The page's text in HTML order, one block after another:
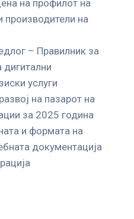
на профилот на
производители на
– Правилник за
дигитални
услуги
на пазарот на
за 2025 година
и формата на
документација